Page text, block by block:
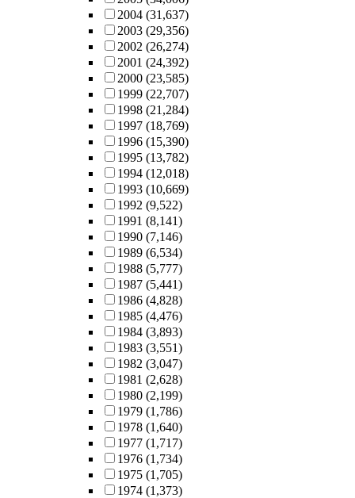
2004 (31,637)
2003 (29,356)
2002 (26,274)
2001 (24,392)
2000 (23,585)
1999 (22,707)
1998 (21,284)
1997 (18,769)
1996 (15,390)
1995 (13,782)
1994 (12,018)
1993 (10,669)
1992 (9,522)
1991 (8,141)
1990 (7,146)
1989 (6,534)
1988 (5,777)
1987 (5,441)
1986 (4,828)
1985 (4,476)
1984 (3,893)
1983 (3,551)
1982 (3,047)
1981 (2,628)
1980 (2,199)
1979 (1,786)
1978 (1,640)
1977 (1,717)
1976 (1,734)
1975 (1,705)
1974 (1,373)